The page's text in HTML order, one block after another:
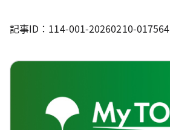
記事ID：114-001-20260210-017564